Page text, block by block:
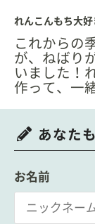
れんこんもち大好
これからの
が、ねばり
いました！
作って、一
あなた
お名前